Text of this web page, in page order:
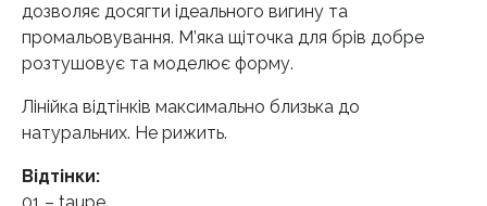
дозволяє досягти ідеального вигину та
промальовування. М’яка щіточка для брів добре
розтушовує та моделює форму.
Лінійка відтінків максимально близька до
натуральних. Не рижить.
Відтінки: